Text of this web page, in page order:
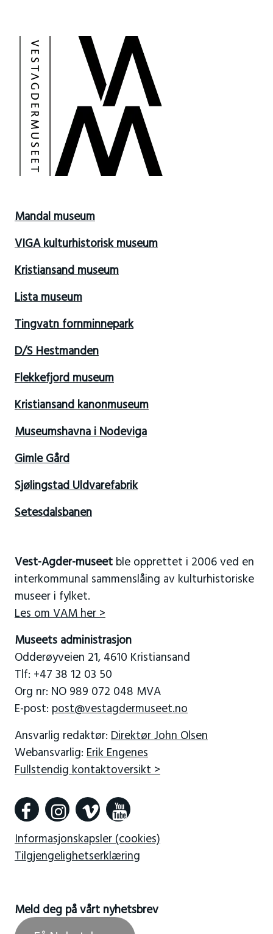
Mandal museum
VIGA kulturhistorisk museum
Kristiansand museum
Lista museum
Tingvatn fornminnepark
D/S Hestmanden
Flekkefjord museum
Kristiansand kanonmuseum
Museumshavna i Nodeviga
Gimle Gård
Sjølingstad Uldvarefabrik
Setesdalsbanen
Vest-Agder-museetble opprettet i 2006 ved en
interkommunal sammenslåing av kulturhistoriske
museer i fylket.
Les om VAM her >
Museets administrasjon
Odderøyveien 21, 4610 Kristiansand
Tlf: +47 38 12 03 50
Org nr: NO 989 072 048 MVA
E-post: post@vestagdermuseet.no
Ansvarlig redaktør: Direktør John Olsen
Webansvarlig: Erik Engenes
Fullstendig kontaktoversikt >
Informasjonskapsler (cookies)
Tilgjengelighetserklæring
Meld deg på vårt nyhetsbrev